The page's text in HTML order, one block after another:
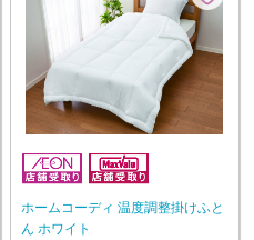
ホームコーディ 温度調整掛けふと
ん ホワイト